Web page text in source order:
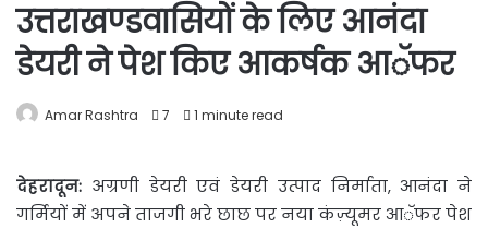
उत्तराखण्डवासियों के लिए आनंदा
डेयरी ने पेश किए आकर्षक आॅफर
Amar Rashtra 7 1 minute read
देहरादून: अग्रणी डेयरी एवं डेयरी उत्पाद निर्माता, आनंदा ने
गर्मियोंमें अपने ताजगी भरे छाछ पर नया कंज़्यूमर आॅफर पेश